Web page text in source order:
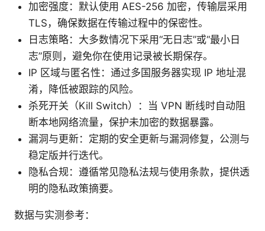
加密强度：默认使用 AES-256 加密，传输层采用
TLS，确保数据在传输过程中的保密性。
日志策略：大多数情况下采用“无日志”或“最小日
志”原则，避免你在使用记录被长期保存。
IP 区域与匿名性：通过多国服务器实现 IP 地址混
淆，降低被跟踪的风险。
杀死开关（Kill Switch）：当 VPN 断线时自动阻
断本地网络流量，保护未加密的数据暴露。
漏洞与更新：定期的安全更新与漏洞修复，公测与
稳定版并行迭代。
隐私合规：遵循常见隐私法规与使用条款，提供透
明的隐私政策摘要。
数据与实测参考：